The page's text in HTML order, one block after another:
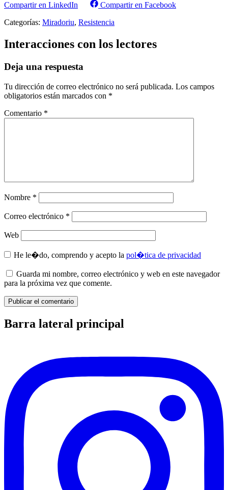
Compartir en LinkedIn
Compartir en Facebook
Categorías: Miradoriu, Resistencia
Interacciones con los lectores
Deja una respuesta
Tu dirección de correo electrónico no será publicada. Los campos
obligatorios están marcados con *
Comentario *
Nombre *
Correo electrónico *
Web
He le�do, comprendo y acepto la pol�tica de privacidad
Guarda mi nombre, correo electrónico y web en este navegador
para la próxima vez que comente.
Barra lateral principal